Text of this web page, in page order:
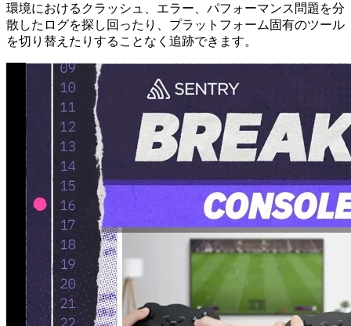
環境におけるクラッシュ、エラー、パフォーマンス問題を分
散したログを探し回ったり、プラットフォーム固有のツール
を切り替えたりすることなく追跡できます。